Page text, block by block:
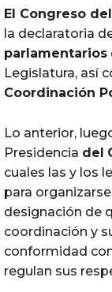
El Congreso del
la declaratoria
parlamentarios
Legislatura, así
Coordinación
Lo anterior,
Presidencia del
cuales las y los
para
designación de
coordinación y
conformidad
regulan sus